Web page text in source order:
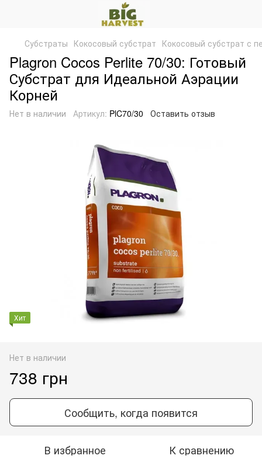
Субстраты Кокосовый субстрат Кокосовый субстрат с
Plagron Cocos Perlite 70/30: Готовый
Субстрат для Идеальной Аэрации
Корней
Нет в наличии Артикул: PlC70/30 Оставить отзыв
Хит
Нет в наличии
738 грн
Сообщить, когда появится
В избранное К сравнению